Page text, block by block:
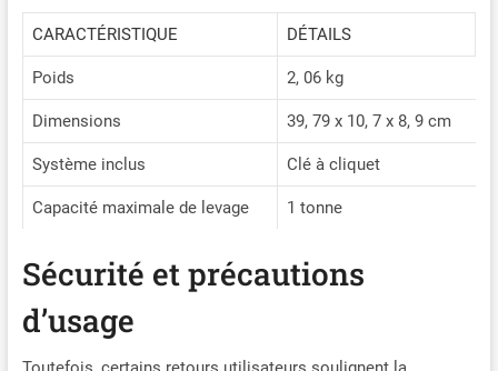
CARACTÉRISTIQUE DÉTAILS
Poids 2, 06 kg
Dimensions 39, 79 x 10, 7 x 8, 9 cm
Système inclus Clé à cliquet
Capacité maximale de levage 1 tonne
Sécurité et précautions
d’usage